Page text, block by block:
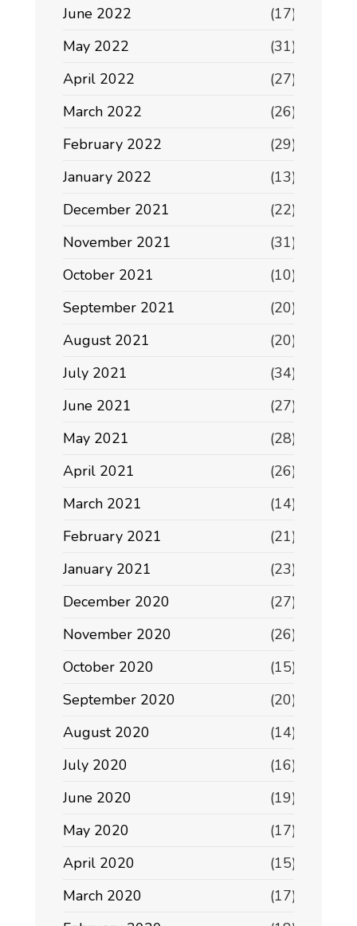
June 2022
(17)
May 2022
(31)
April 2022
(27)
March 2022
(26)
February 2022
(29)
January 2022
(13)
December 2021
(22)
November 2021
(31)
October 2021
(10)
September 2021
(20)
August 2021
(20)
July 2021
(34)
June 2021
(27)
May 2021
(28)
April 2021
(26)
March 2021
(14)
February 2021
(21)
January 2021
(23)
December 2020
(27)
November 2020
(26)
October 2020
(15)
September 2020
(20)
August 2020
(14)
July 2020
(16)
June 2020
(19)
May 2020
(17)
April 2020
(15)
March 2020
(17)